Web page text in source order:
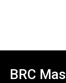
BRC